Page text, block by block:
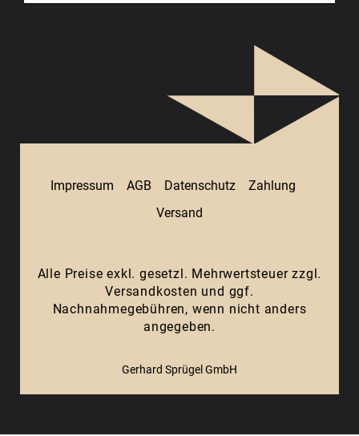
Impressum AGB Datenschutz
Zahlung
Versand
Alle Preise exkl. gesetzl. Mehrwertsteuer zzgl.
Versandkosten und ggf.
Nachnahmegebühren, wenn nicht anders
angegeben.
Gerhard Sprügel GmbH